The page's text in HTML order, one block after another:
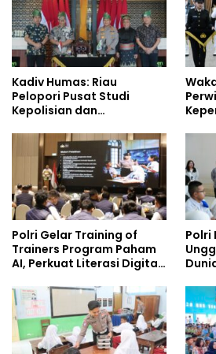
Kadiv Humas: Riau
Pelopori Pusat Studi
Kepolisian dan
Policing Masuki Babak
Polri Gelar Training of
Trainers Program Paham
AI, Perkuat Literasi Digital
Polri